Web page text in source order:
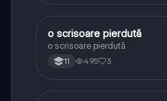
Limba și literatura română
o scrisoare pierdută
o scrisoare pierdută
11 495 3